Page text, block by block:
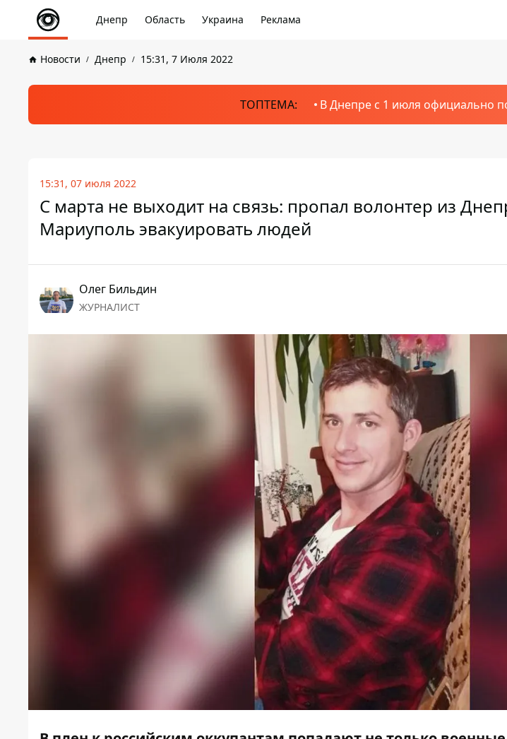
Днепр Область Украина Реклама
Новости Днепр 15:31, 7 Июля 2022
ТОПТЕМА: В Днепре с 1 июля официально
15:31, 07 июля 2022
С марта не выходит на связь: пропал волонтер из
Мариуполь эвакуировать людей
Олег Бильдин
ЖУРНАЛИСТ